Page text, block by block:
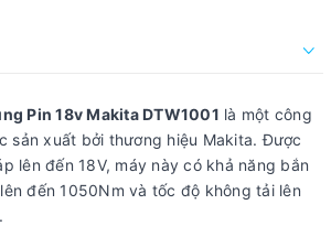
Pin 18v Makita DTW1001 là một công
sản xuất bởi thương hiệu Makita. Được
lên đến 18V, máy này có khả năng bắn
đến 1050Nm và tốc độ không tải lên